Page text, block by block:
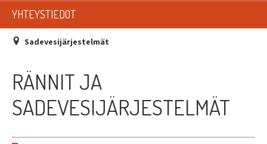
LISTAT
SADEVESIJÄRJESTELMÄT
KATTOTURVATUOTTEET
YHTEYSTIEDOT
Sadevesijärjestelmät
RÄNNIT JA
SADEVESIJÄRJESTELMÄT